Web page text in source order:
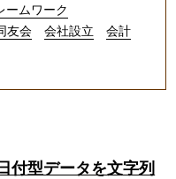
ームワーク
友会 会社設立
会計
付型データを文字列